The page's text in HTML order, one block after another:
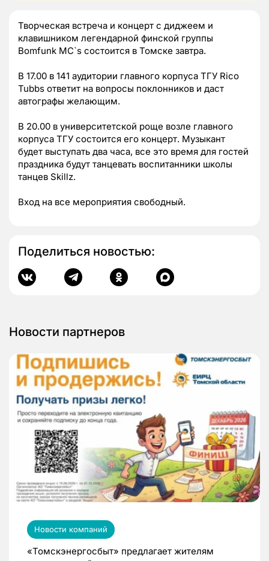
Творческая встреча и концерт с диджеем и
клавишником легендарной финской группы
Bomfunk MC`s состоится в Томске завтра.
В 17.00 в 141 аудитории главного корпуса ТГУ Rico
Tubbs ответит на вопросы поклонников и даст
автографы желающим.
В 20.00 в университетской роще возле главного
корпуса ТГУ состоится его концерт. Музыкант
будет выступать два часа, все это время для гостей
праздника будут танцевать воспитанники школы
танцев Skillz.
Вход на все мероприятия свободный.
Поделиться новостью:
Новости партнеров
Новости компаний
«Томскэнергосбыт» предлагает жителям